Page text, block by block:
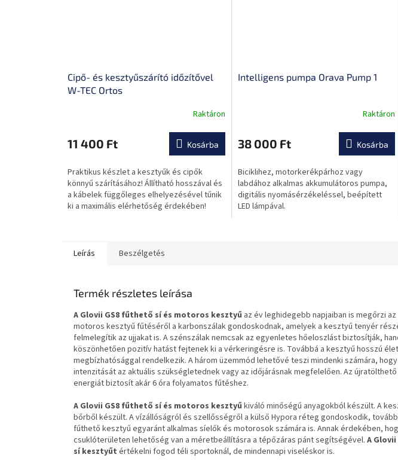
Cipő- és kesztyűszárító időzítővel
W-TEC Ortos
átlagos
értékelése
ből
0,0
csillag.
Raktáron
11 400 Ft Kosárba
Praktikus készlet a kesztyűk és cipők
könnyű szárításához! Állítható hosszával és
a kábelek függőleges elhelyezésével tűnik
ki a maximális elérhetőség érdekében!
Intelligens pumpa Orava Pump 1
átlagos
értékelése
ből
0,0
csillag.
Raktáron
38 000 Ft Kosárba
Biciklihez, motorkerékpárhoz vagy
labdához alkalmas akkumulátoros pumpa,
digitális nyomásérzékeléssel, beépített
LED lámpával.
Leírás Beszélgetés
Termék részletes leírása
A Glovii GS8 fűthető sí és motoros kesztyű az év leghidegebb napjaiban is megőrzi
motoros kesztyű fűtéséről a karbonszálak gondoskodnak, amelyek a kesztyű tenyér
felmelegítik az ujjakat is. A szénszálak nemcsak az egyenletes hőeloszlást biztosítják,
köszönhetően pozitív hatást fejtenek ki a vérkeringésre is. Továbbá a kesztyű hosszú
megbízhatósággal rendelkezik. A három üzemmód lehetővé teszi mindenki számára,
intenzitását az aktuális szükségletednek vagy az időjárásnak megfelelően. Az
energiát biztosít akár 6 óra folyamatos fűtéshez.
A Glovii GS8 fűthető sí és motoros kesztyű kiváló minőségű anyagokból készült. A
bőrből készült. A vízállóságról és szellősségről a külső Hypora réteg gondoskodik,
fűthető kesztyű egyaránt alkalmas síelők és motorosok számára is. Annak érdekében,
csuklóterületen lehetőség van a méretbeállításra a tépőzáras pánt segítségével. A
sí kesztyűt értékelni fogod téli sportoknál, de mindennapi viseléskor is.